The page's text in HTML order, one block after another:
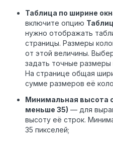
Таблица по ширине
включите опцию
нужно отображать
страницы. Размеры
от этой величины.
задать точные размеры
На странице общая
сумме размеров её
Минимальная высота
меньше 35) — для
высоту её строк.
35 пикселей;